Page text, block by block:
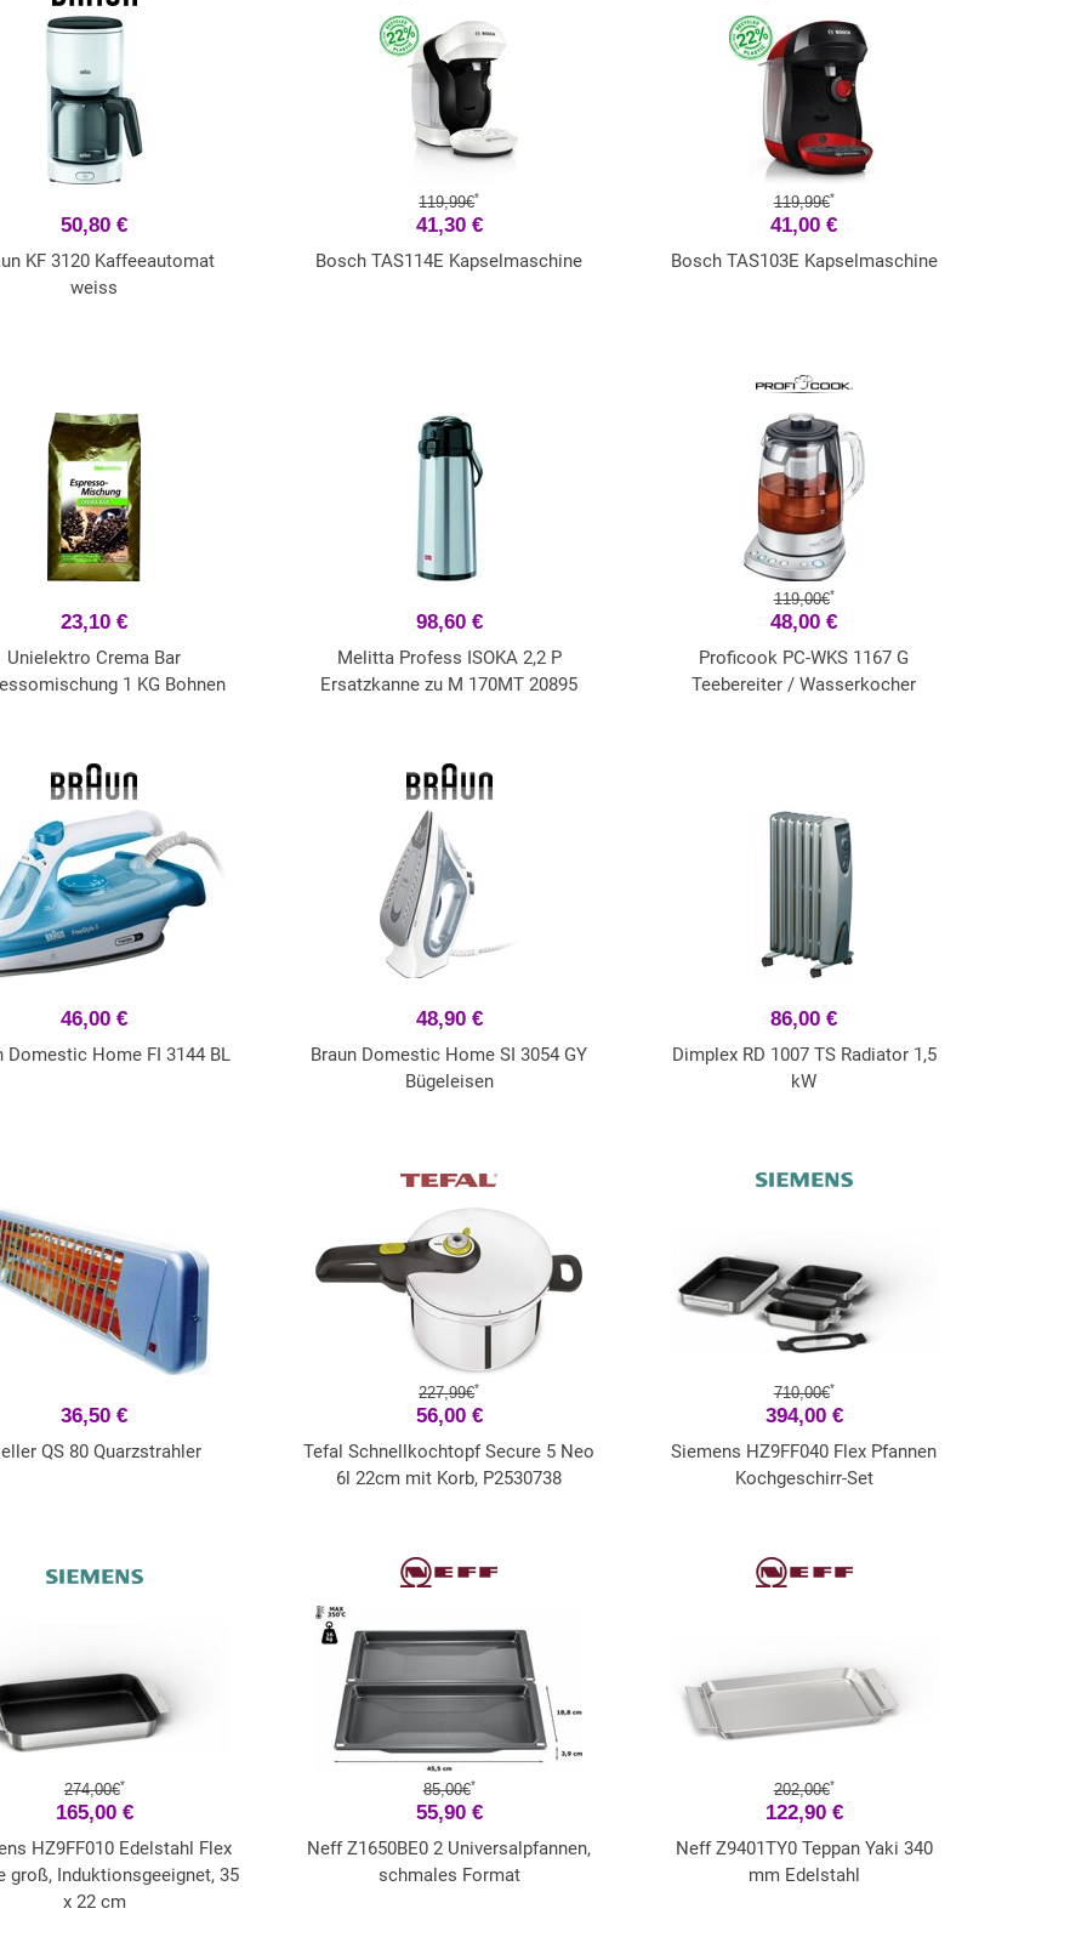
50,80 €
KF 3120 Kaffeeautomat
weiss
119,99€*
41,30 €
Bosch TAS114E Kapselmaschine
119,99€*
41,00 €
Bosch TAS103E Kapselmaschine
23,10 €
Unielektro Crema Bar
1 KG Bohnen
98,60 €
Melitta Profess ISOKA 2,2 P
Ersatzkanne zu M 170MT 20895
119,00€*
48,00 €
Proficook PC-WKS 1167 G
Teebereiter / Wasserkocher
46,00 €
Domestic Home FI 3144 BL
48,90 €
Braun Domestic Home SI 3054 GY
Bügeleisen
86,00 €
Dimplex RD 1007 TS Radiator 1,5
kW
36,50 €
QS 80 Quarzstrahler
227,99€*
56,00 €
Tefal Schnellkochtopf Secure 5 Neo
6l 22cm mit Korb, P2530738
710,00€*
394,00 €
Siemens HZ9FF040 Flex Pfannen
Kochgeschirr-Set
274,00€*
165,00 €
HZ9FF010 Edelstahl Flex
groß, Induktionsgeeignet, 35
x 22 cm
85,00€*
55,90 €
Neff Z1650BE0 2 Universalpfannen,
schmales Format
202,00€*
122,90 €
Neff Z9401TY0 Teppan Yaki 340
mm Edelstahl